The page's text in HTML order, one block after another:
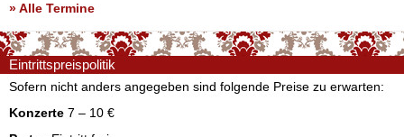
» Alle Termine
Eintrittspreispolitik
Sofern nicht anders angegeben sind folgende Preise zu erwarten:
Konzerte 7 – 10 €